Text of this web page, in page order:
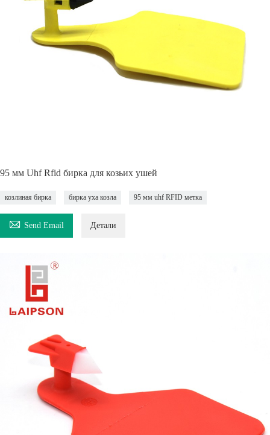
95 мм Uhf Rfid бирка для козьих ушей
козлиная бирка бирка уха козла 95 мм uhf RFID метка
 Send Email Детали